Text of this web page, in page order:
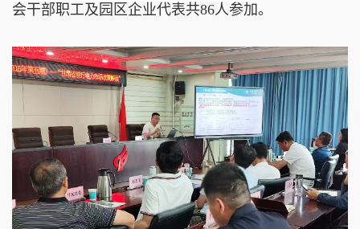
会干部职工及园区企业代表共86人参加。